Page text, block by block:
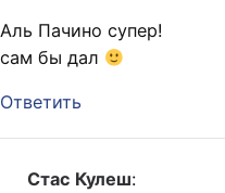
Аль Пачино супер!
сам бы дал
Ответить
Стас Кулеш: